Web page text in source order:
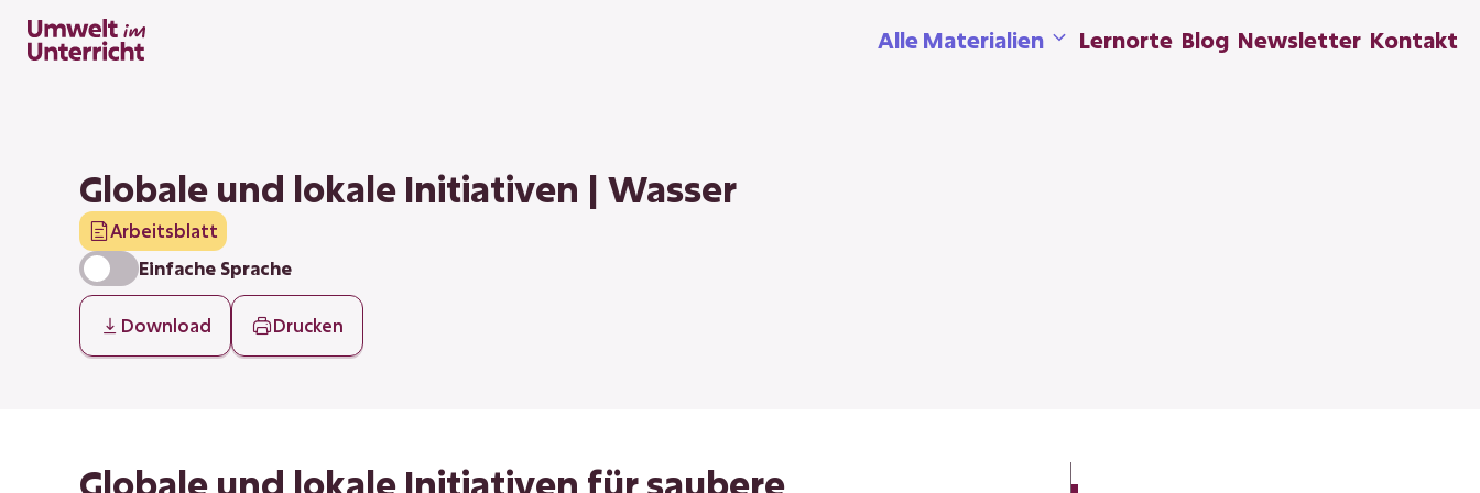
Inhalt
springen
Alle Materialien Lernorte Blog Newsletter Kontakt
Globale und lokale Initiativen | Wasser
Arbeitsblatt
Einfache Sprache
Download Drucken